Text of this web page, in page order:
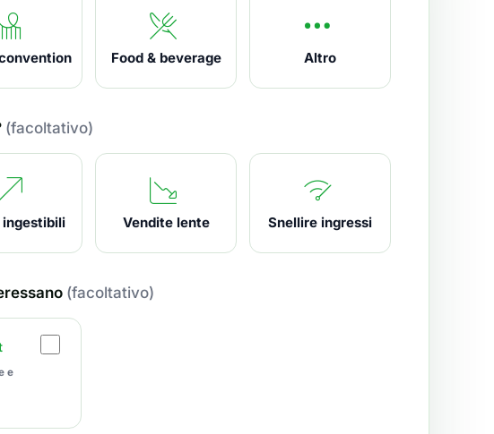
Food & beverage Altro
(facoltativo)
ingestibili Vendite lente Snellire ingressi
(facoltativo)
e